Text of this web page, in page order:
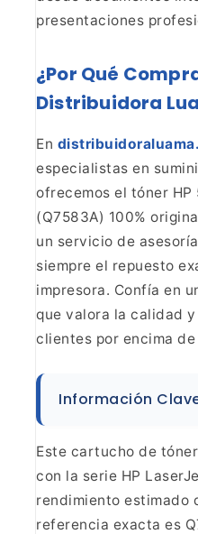
presentaciones
¿Por Qué
Distribuidora
En
especialistas en
ofrecemos el tóner HP
(Q7583A) 100%
un servicio de
siempre el repuesto
impresora. Confía en
que valora la calidad
clientes por encima de
Información
Este cartucho de
con la serie HP
rendimiento estimado
referencia exacta es